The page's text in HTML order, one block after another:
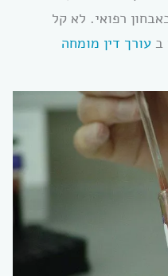
רפואי. לא קל
ב עורך דין מומחה